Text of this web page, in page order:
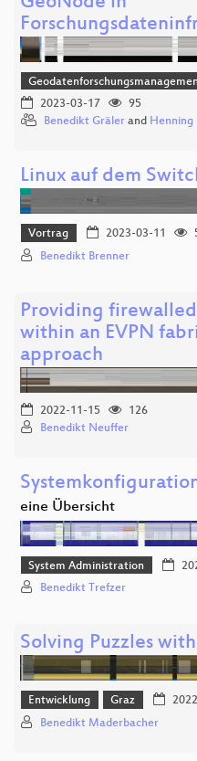
2023-03-17
95
Benedikt Gräler and Henning
Linux auf dem
Vortrag 2023-03-11
Benedikt Brenner
Providing
within an EVPN
approach
2022-11-15
126
Benedikt Neuffer
eine Übersicht
System Administration
Benedikt Trefzer
Solving Puzzles
Entwicklung Graz
Benedikt Maderbacher